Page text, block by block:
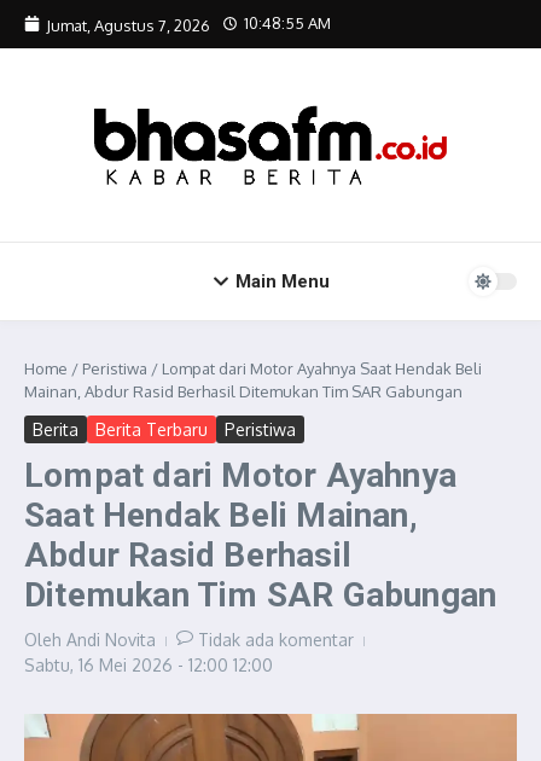
Lewati ke konten
Jumat, Agustus 7, 2026 10:48:56 AM
Main Menu
Home / Peristiwa / Lompat dari Motor Ayahnya Saat Hendak Beli
Mainan, Abdur Rasid Berhasil Ditemukan Tim SAR Gabungan
Berita Berita Terbaru Peristiwa
Lompat dari Motor Ayahnya
Saat Hendak Beli Mainan,
Abdur Rasid Berhasil
Ditemukan Tim SAR Gabungan
Oleh Andi Novita
Tidak ada komentar
Sabtu, 16 Mei 2026 - 12:00 12:00